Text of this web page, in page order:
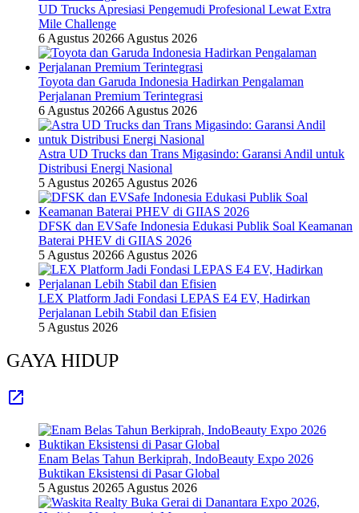
UD Trucks Apresiasi Pengemudi Profesional Lewat Extra
Mile Challenge
6 Agustus 20266 Agustus 2026
Toyota dan Garuda Indonesia Hadirkan Pengalaman
Perjalanan Premium Terintegrasi
6 Agustus 20266 Agustus 2026
Astra UD Trucks dan Trans Migasindo: Garansi Andil untuk
Distribusi Energi Nasional
5 Agustus 20265 Agustus 2026
DFSK dan EVSafe Indonesia Edukasi Publik Soal Keamanan
Baterai PHEV di GIIAS 2026
5 Agustus 20266 Agustus 2026
LEX Platform Jadi Fondasi LEPAS E4 EV, Hadirkan
Perjalanan Lebih Stabil dan Efisien
5 Agustus 2026
GAYA HIDUP
Enam Belas Tahun Berkiprah, IndoBeauty Expo 2026
Buktikan Eksistensi di Pasar Global
5 Agustus 20265 Agustus 2026